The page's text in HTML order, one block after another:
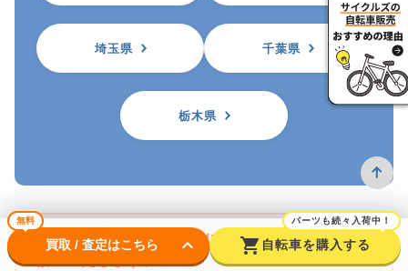
埼玉県 千葉県
栃木県
※自転車を買取に出す前に防犯登録の抹消をお
願いいたします。
無料
買取 / 査定はこちら keyboard_arrow_down shopping_cart
パーツも続々入荷中！
自転車を購入する